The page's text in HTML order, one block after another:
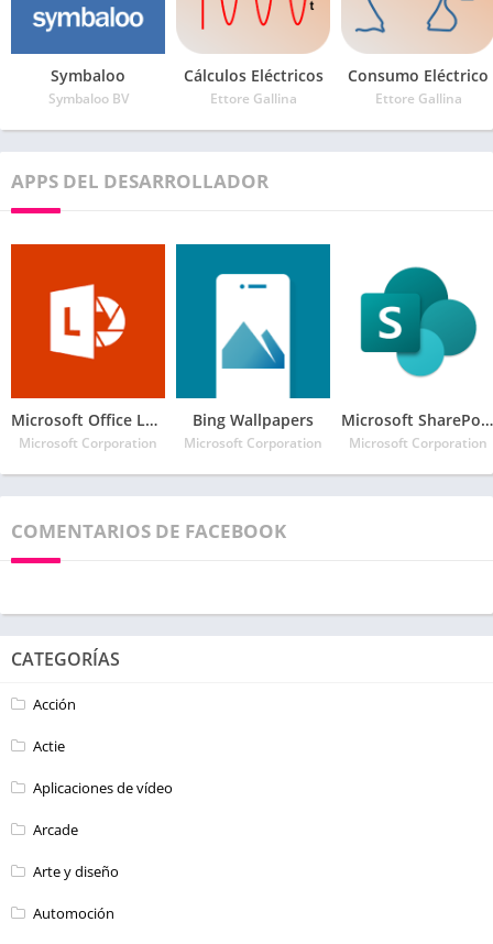
Symbaloo
Symbaloo BV
Cálculos Eléctricos
Ettore Gallina
Consumo Eléctrico
Ettore Gallina
APPS DEL DESARROLLADOR
Microsoft Office Lens – PDF Scanner
Microsoft Corporation
Bing Wallpapers
Microsoft Corporation
Microsoft SharePoint
Microsoft Corporation
COMENTARIOS DE FACEBOOK
CATEGORÍAS
Acción
Actie
Aplicaciones de vídeo
Arcade
Arte y diseño
Automoción